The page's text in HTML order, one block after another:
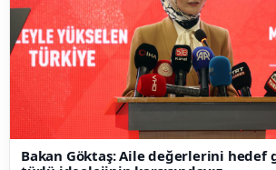
Bakan Göktaş: Aile değerlerini hedef